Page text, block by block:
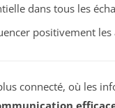
dans tous les
positivement les
connecté, où les